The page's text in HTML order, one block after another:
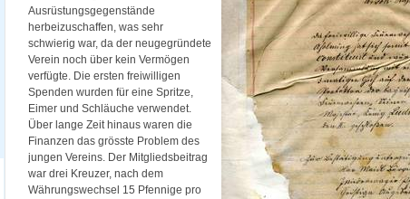
Ausrüstungsgegenstände
herbeizuschaffen, was sehr
schwierig war, da der neugegründete
Verein noch über kein Vermögen
verfügte. Die ersten freiwilligen
Spenden wurden für eine Spritze,
Eimer und Schläuche verwendet.
Über lange Zeit hinaus waren die
Finanzen das grösste Problem des
jungen Vereins. Der Mitgliedsbeitrag
war drei Kreuzer, nach dem
Währungswechsel 15 Pfennige pro